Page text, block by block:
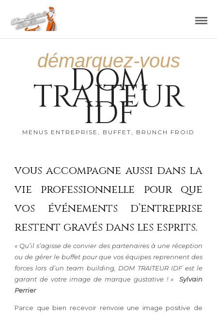
démarquez-vous
DOM
TRAITEUR
IDF
MENUS ENTREPRISE, BUFFET, BRUNCH FROID
vous accompagne aussi dans la
vie professionnelle pour que
vos événements d’entreprise
restent gravés dans les esprits.
« Qu’il s’agisse de convier des partenaires à une réception
ou de gérer le buffet pour que vos équipes reprennent des
forces lors d’un team building, DOM TRAITEUR IDF est le
garant de votre image de marque gustative ! » Sylvain
Perrier
Parce que bien recevoir renvoie une image positive de